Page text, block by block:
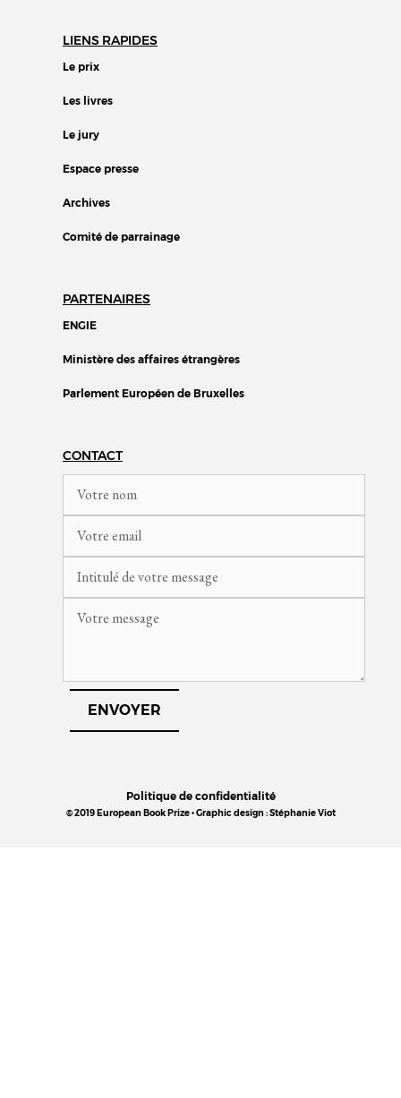
LIENS RAPIDES
Le prix
Les livres
Le jury
Espace presse
Archives
Comité de parrainage
PARTENAIRES
ENGIE
Ministère des affaires étrangères
Parlement Européen de Bruxelles
CONTACT
Politique de confidentialité
© 2019 European Book Prize • Graphic design : Stéphanie Viot